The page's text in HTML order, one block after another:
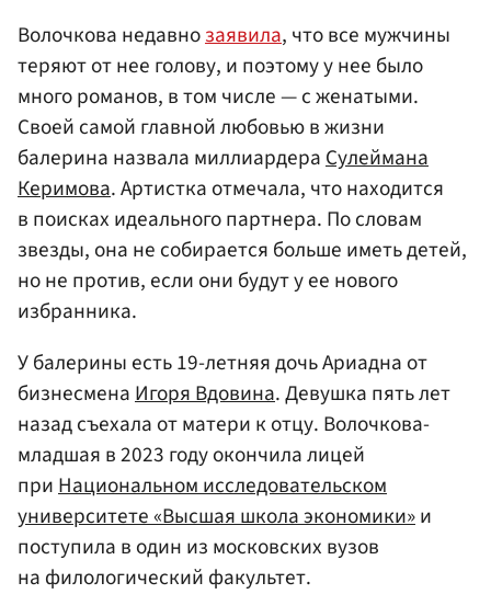
Волочкова недавнозаявила, что все мужчины
теряют от нее голову, и поэтому у нее было
много романов, в том числе — с женатыми.
Своей самой главной любовью в жизни
балерина назвала миллиардера Сулеймана
Керимова. Артистка отмечала, что находится
в поисках идеального партнера. По словам
звезды, она не собирается больше иметь детей,
но не против, если они будут у ее нового
избранника.
У балерины есть 19-летняя дочь Ариадна от
бизнесменаИгоря Вдовина. Девушка пять лет
назад съехала от матери к отцу. Волочкова-
младшая в 2023 году окончила лицей
приНациональном исследовательском
университете «Высшая школа экономики»и
поступила в один из московских вузов
на филологический факультет.